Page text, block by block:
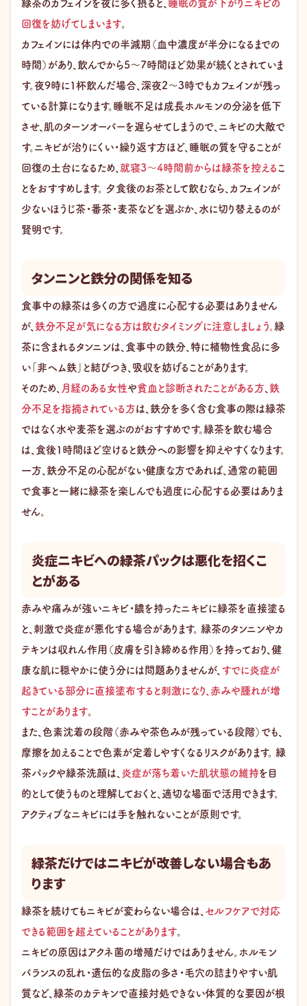
緑茶のカフェインを夜に多く摂ると、
睡眠の質が下がりニキビの
回復を妨げてしまいます
カフェインには体内での半減期（血中濃度が半分になるまでの
時間）があり、飲んでから5〜7時間ほど効果が続くとされていま
す。夜9時に1杯飲んだ場合、深夜2〜3時でもカフェインが残っ
ている計算になります。睡眠不足は成長ホルモンの分泌を低下
させ、肌のターンオーバーを遅らせてしまうので、ニキビの大敵で
す。ニキビが治りにくい・繰り返す方ほど、睡眠の質を守ることが
回復の土台になるため、 就寝3〜4時間前からは緑茶を控える こ
とをおすすめします。 夕食後のお茶として飲むなら、カフェインが
少ないほうじ茶・番茶・麦茶などを選ぶか、水に切り替えるのが
賢明です。
タンニンと鉄分の関係を知る
食事中の緑茶は多くの方で過度に心配する必要はありません
が、 鉄分不足が気になる方は飲むタイミングに注意しましょう。 緑
茶に含まれるタンニンは、食事中の鉄分、特に植物性食品に多
い「非ヘム鉄」と結びつき、吸収を妨げることがあります。
そのため、
月経のある女性や貧血と診断されたことがある方 鉄
分不足を指摘されている方は、鉄分を多く含む食事の際は緑茶
ではなく水や麦茶を選ぶのがおすすめです。緑茶を飲む場合
は、食後1時間ほど空けると鉄分への影響を抑えやすくなります。
一方、鉄分不足の心配がない健康な方であれば、通常の範囲
で食事と一緒に緑茶を楽しんでも過度に心配する必要はありま
せん。
炎症ニキビへの緑茶パックは悪化を招くこ
とがある
赤みや痛みが強いニキビ・膿を持ったニキビに緑茶を直接塗る
と、刺激で炎症が悪化する場合があります。 緑茶のタンニンやカ
テキンは収れん作用（皮膚を引き締める作用）を持っており、健
康な肌に穏やかに使う分には問題ありませんが、 すでに炎症が
起きている部分に直接塗布すると刺激になり、赤みや腫れが増
すことがあります。
また、色素沈着の段階（赤みや茶色みが残っている段階）でも、
摩擦を加えることで色素が定着しやすくなるリスクがあります。 緑
茶パックや緑茶洗顔は、 炎症が落ち着いた肌状態の維持を目
的として使うものと理解しておくと、適切な場面で活用できます。
アクティブなニキビには手を触れないことが原則です。
緑茶だけではニキビが改善しない場合もあ
ります
緑茶を続けてもニキビが変わらない場合は、 セルフケアで対応
できる範囲を超えていることがあります。
ニキビの原因はアクネ菌の増殖だけではありません。ホルモン
バランスの乱れ・遺伝的な皮脂の多さ・毛穴の詰まりやすい肌
質など、緑茶のカテキンで直接対処できない体質的な要因が根